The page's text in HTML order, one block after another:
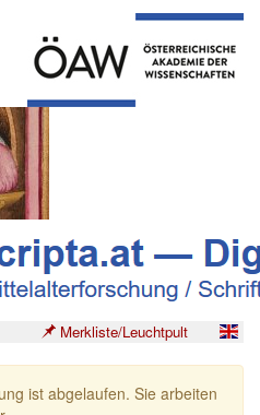
Merkliste/Leuchtpult
ist abgelaufen. Sie arbeiten